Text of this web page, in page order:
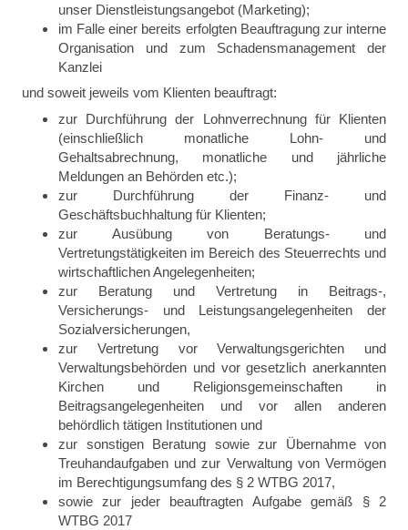
unser Dienstleistungsangebot (Marketing);
im Falle einer bereits erfolgten Beauftragung zur interne
Organisation und zum Schadensmanagement der
Kanzlei
und soweit jeweils vom Klienten beauftragt:
zur Durchführung der Lohnverrechnung für Klienten
(einschließlich monatliche Lohn- und
Gehaltsabrechnung, monatliche und jährliche
Meldungen an Behörden etc.);
zur Durchführung der Finanz- und
Geschäftsbuchhaltung für Klienten;
zur Ausübung von Beratungs- und
Vertretungstätigkeiten im Bereich des Steuerrechts und
wirtschaftlichen Angelegenheiten;
zur Beratung und Vertretung in Beitrags-,
Versicherungs- und Leistungsangelegenheiten der
Sozialversicherungen,
zur Vertretung vor Verwaltungsgerichten und
Verwaltungsbehörden und vor gesetzlich anerkannten
Kirchen und Religionsgemeinschaften in
Beitragsangelegenheiten und vor allen anderen
behördlich tätigen Institutionen und
zur sonstigen Beratung sowie zur Übernahme von
Treuhandaufgaben und zur Verwaltung von Vermögen
im Berechtigungsumfang des § 2 WTBG 2017,
sowie zur jeder beauftragten Aufgabe gemäß § 2
WTBG 2017